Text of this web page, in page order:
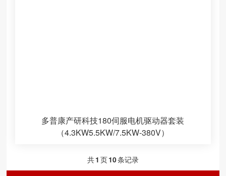
多普康产研科技180伺服电机驱动器套装
（4.3KW5.5KW/7.5KW-380V）
共1 页10条记录